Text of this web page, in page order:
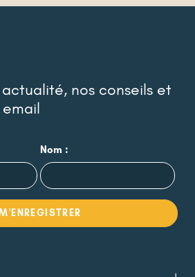
nos conseils et
Nom :